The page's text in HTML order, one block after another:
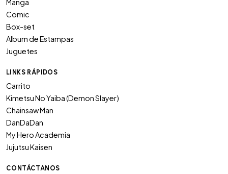
Manga
Comic
Box-set
Album de Estampas
Juguetes
LINKS RÁPIDOS
Carrito
Kimetsu No Yaiba (Demon Slayer)
Chainsaw Man
DanDaDan
My Hero Academia
Jujutsu Kaisen
CONTÁCTANOS